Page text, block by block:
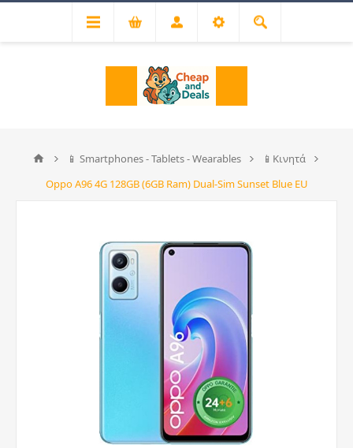
📱 Smartphones - Tablets - Wearables
📱Κινητά
Oppo A96 4G 128GB (6GB Ram) Dual-Sim Sunset Blue EU